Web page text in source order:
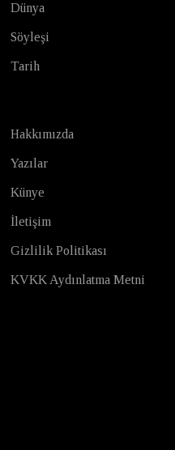
Dünya
Söyleşi
Tarih
Hakkımızda
Yazılar
Künye
İletişim
Gizlilik Politikası
KVKK Aydınlatma Metni